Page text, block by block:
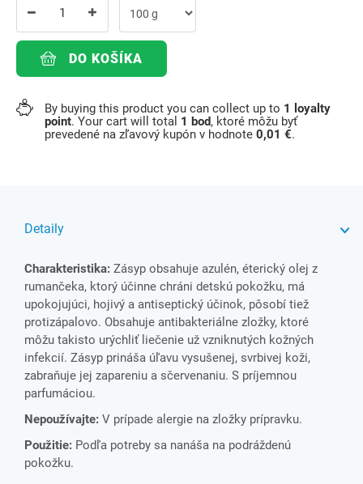
DO KOŠÍKA
By buying this product you can collect up to 1
loyalty
point. Your cart will total 1 bod, ktoré môžu byť
prevedené na zľavový kupón v hodnote 0,01 €.
Detaily
Charakteristika: Zásyp obsahuje azulén, éterický olej z
rumančeka, ktorý účinne chráni detskú pokožku, má
upokojujúci, hojivý a antiseptický účinok, pôsobí tiež
protizápalovo. Obsahuje antibakteriálne zložky, ktoré
môžu takisto urýchliť liečenie už vzniknutých kožných
infekcií. Zásyp prináša úľavu vysušenej, svrbivej koži,
zabraňuje jej zapareniu a sčervenaniu. S príjemnou
parfumáciou.
Nepoužívajte: V prípade alergie na zložky prípravku.
Použitie: Podľa potreby sa nanáša na podráždenú
pokožku.